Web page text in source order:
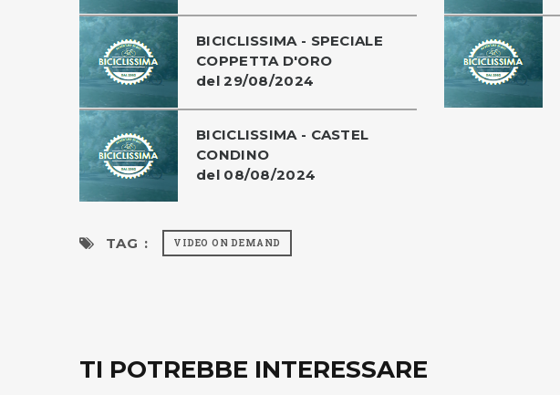
BICICLISSIMA - SPECIALE
COPPETTA D'ORO
del 29/08/2024
BICICLISSIMA - CASTEL
CONDINO
del 08/08/2024
TAG : VIDEO ON DEMAND
TI POTREBBE INTERESSARE